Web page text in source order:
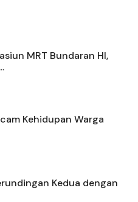
MRT Bundaran HI,
Kehidupan Warga
Kedua dengan